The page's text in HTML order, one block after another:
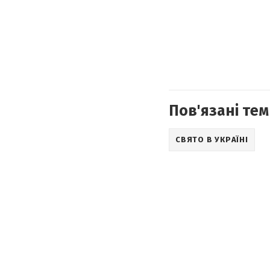
Пов'язані
СВЯТО В УКРАЇНІ